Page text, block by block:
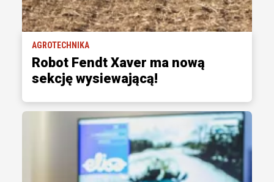
AGROTECHNIKA
Robot Fendt Xaver ma nową
sekcję wysiewającą!